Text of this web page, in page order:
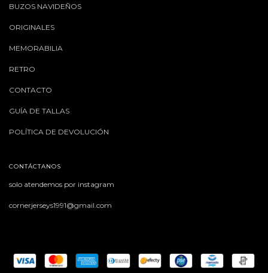
BUZOS NAVIDEÑOS
ORIGINALES
MEMORABILIA
RETRO
CONTACTO
GUÍA DE TALLAS
POLÍTICA DE DEVOLUCIÓN
CONTÁCTANOS
solo atendemos por instagram
cornerjerseys1991@gmail.com